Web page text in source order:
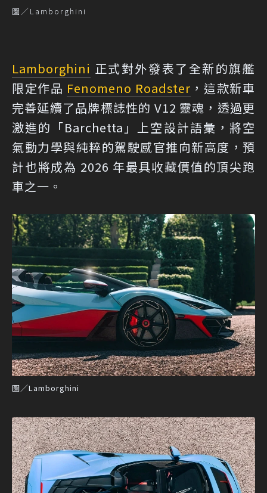
圖／Lamborghini
Lamborghini 正式對外發表了全新的旗艦
限定作品 Fenomeno Roadster ，這款新車
完善延續了品牌標誌性的 V12 靈魂，透過更
激進的「Barchetta」上空設計語彙，將空
氣動力學與純粹的駕駛感官推向新高度，預
計也將成為 2026 年最具收藏價值的頂尖跑
車之一。
圖／Lamborghini